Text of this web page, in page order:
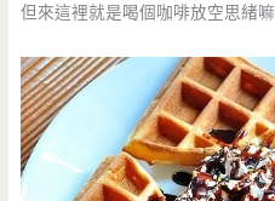
但來這裡就是喝個咖啡放空思緒嘛